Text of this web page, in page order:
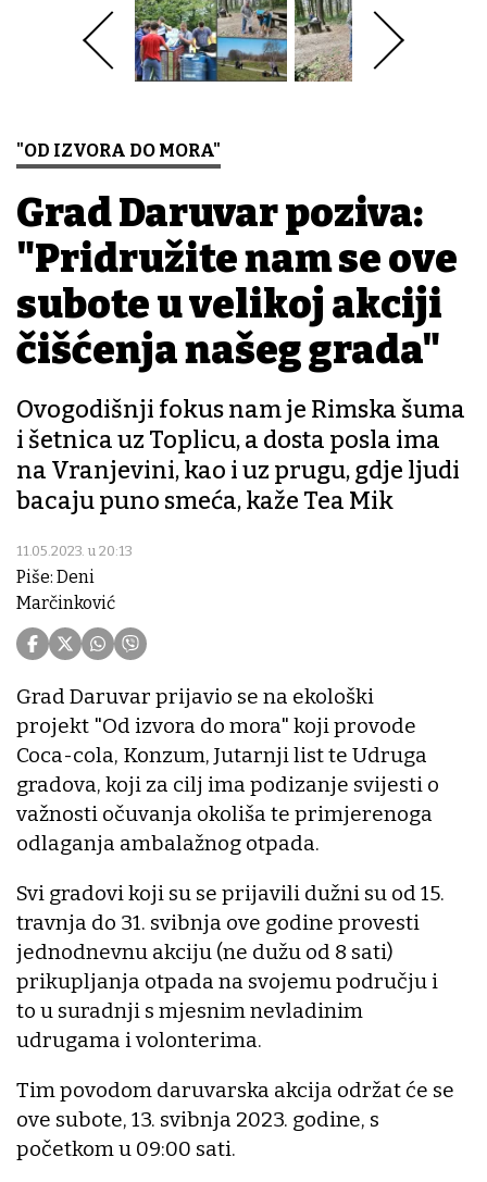
"OD IZVORA DO MORA"
Grad Daruvar poziva:
"Pridružite nam se ove
subote u velikoj akciji
čišćenja našeg grada"
Ovogodišnji fokus nam je Rimska šuma
i šetnica uz Toplicu, a dosta posla ima
na Vranjevini, kao i uz prugu, gdje ljudi
bacaju puno smeća, kaže Tea Mik
11.05.2023. u 20:13
Piše: Deni
Marčinković
Grad Daruvar prijavio se na ekološki
projekt "Od izvora do mora" koji provode
Coca-cola, Konzum, Jutarnji list te Udruga
gradova, koji za cilj ima podizanje svijesti o
važnosti očuvanja okoliša te primjerenoga
odlaganja ambalažnog otpada.
Svi gradovi koji su se prijavili dužni su od 15.
travnja do 31. svibnja ove godine provesti
jednodnevnu akciju (ne dužu od 8 sati)
prikupljanja otpada na svojemu području i
to u suradnji s mjesnim nevladinim
udrugama i volonterima.
Tim povodom daruvarska akcija održat će se
ove subote, 13. svibnja 2023. godine, s
početkom u 09:00 sati.